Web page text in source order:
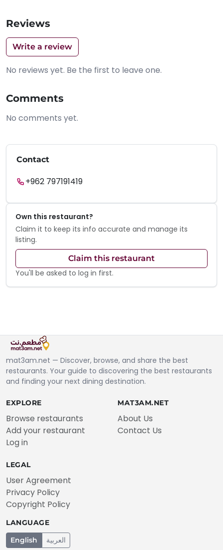
Reviews
Write a review
No reviews yet. Be the first to leave one.
Comments
No comments yet.
Contact
+962 797191419
Own this restaurant?
Claim it to keep its info accurate and manage its
listing.
Claim this restaurant
You'll be asked to log in first.
mat3am.net — Discover, browse, and share the best
restaurants. Your guide to discovering the best restaurants
and finding your next dining destination.
EXPLORE
Browse restaurants
Add your restaurant
Log in
MAT3AM.NET
About Us
Contact Us
LEGAL
User Agreement
Privacy Policy
Copyright Policy
LANGUAGE
English
العربية